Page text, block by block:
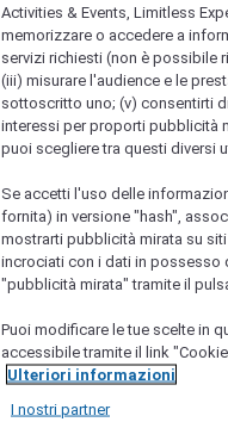
Activities & Events, Limitless
memorizzare o accedere a
servizi richiesti (non è possibile
(iii) misurare l'audience e le
sottoscritto uno; (v) consentirti
interessi per proporti pubblicità
puoi scegliere tra questi diversi
Se accetti l'uso delle
fornita) in versione "hash",
mostrarti pubblicità mirata su
incrociati con i dati in possesso
"pubblicità mirata" tramite il
Puoi modificare le tue scelte in
accessibile tramite il link
Ulteriori informazioni
I nostri partner